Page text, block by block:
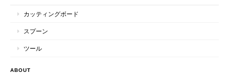
カッティングボード
スプーン
ツール
ABOUT